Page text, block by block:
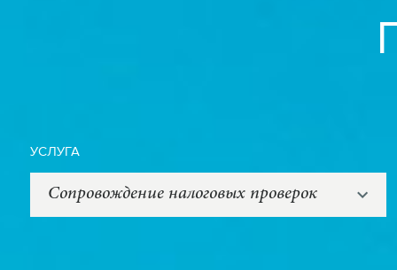
УСЛУГА
Сопровождение налоговых проверок